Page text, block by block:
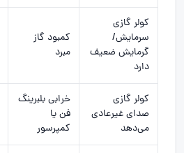
کولر گازی
سرمایش/
گرمایش ضعیف
دارد
کمبود گاز
مبرد
کولر گازی
صدای غیرعادی
می‌دهد
خرابی بلبرینگ
فن یا
کمپرسور